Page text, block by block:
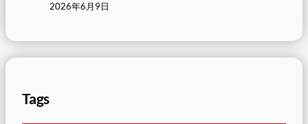
2026年6月9日
Tags